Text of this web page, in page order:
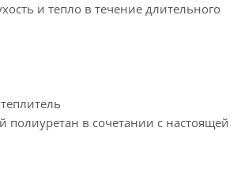
и тепло в течение длительного
полиуретан в сочетании с настоящей